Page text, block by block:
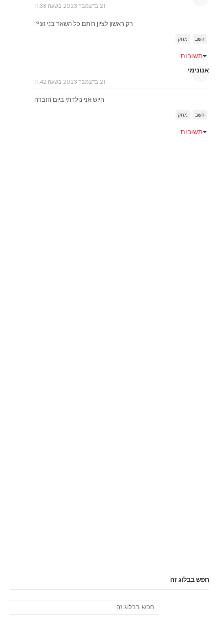
21 בדצמבר 2023 בשעה 11:38
רק ראשון לציון רותם כל השאר בני זונ?:
השב מחק
תשובות
אנונימי
21 בדצמבר 2023 בשעה 11:42
היוש אני נולדתי ביום הזברה
השב מחק
תשובות
חפש בבלוג זה